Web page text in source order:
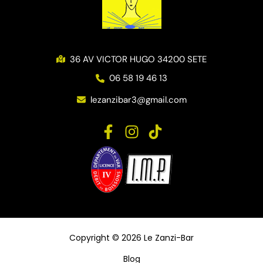
36 AV VICTOR HUGO 34200 SETE
06 58 19 46 13
lezanzibar3@gmail.com
Copyright © 2026 Le Zanzi-Bar
Blog